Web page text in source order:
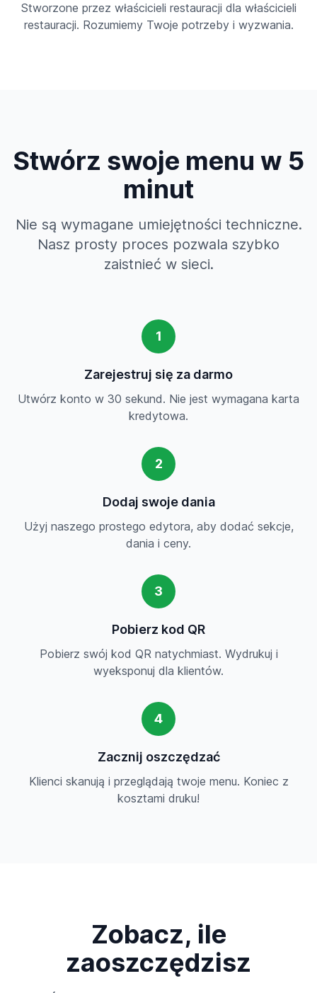
Stworzone przez właścicieli restauracji dla właścicieli
restauracji. Rozumiemy Twoje potrzeby i wyzwania.
Stwórz swoje menu w 5
minut
Nie są wymagane umiejętności techniczne.
Nasz prosty proces pozwala szybko
zaistnieć w sieci.
1
Zarejestruj się za darmo
Utwórz konto w 30 sekund. Nie jest wymagana karta
kredytowa.
2
Dodaj swoje dania
Użyj naszego prostego edytora, aby dodać sekcje,
dania i ceny.
3
Pobierz kod QR
Pobierz swój kod QR natychmiast. Wydrukuj i
wyeksponuj dla klientów.
4
Zacznij oszczędzać
Klienci skanują i przeglądają twoje menu. Koniec z
kosztami druku!
Zobacz, ile
zaoszczędzisz